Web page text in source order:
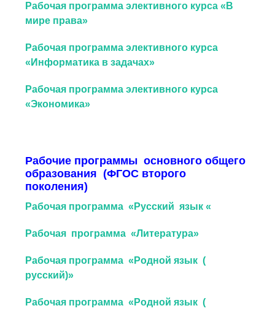
Рабочая программа элективного курса «В
мире права»
Рабочая программа элективного курса
«Информатика в задачах»
Рабочая программа элективного курса
«Экономика»
Рабочие программы основного общего
образования (ФГОС второго
поколения)
Рабочая программа «Русский язык «
Рабочая программа «Литература»
Рабочая программа «Родной язык (
русский)»
Рабочая программа «Родной язык (